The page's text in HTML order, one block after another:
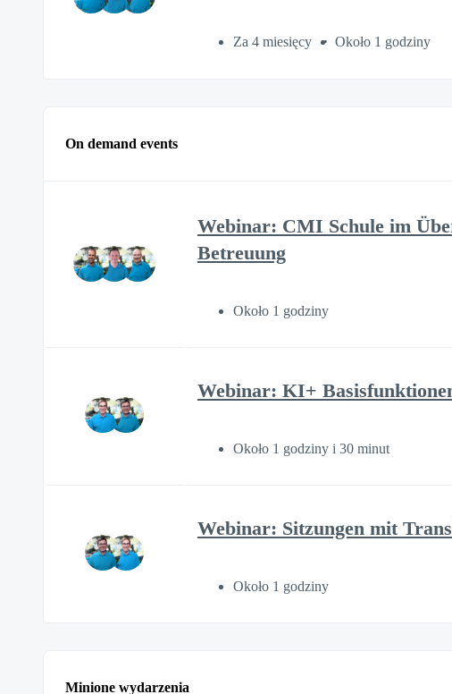
Za 4 miesięcy Około 1 godziny
On demand events
Webinar: CMI Schule im
Betreuung
Około 1 godziny
Webinar: KI+
Około 1 godziny i 30 minut
Webinar: Sitzungen mit
Około 1 godziny
Minione wydarzenia